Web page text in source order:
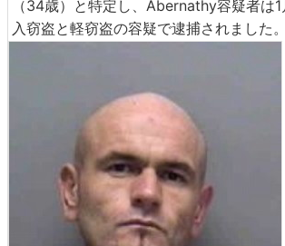
（34歳）と特定し、Abernathy容疑者は
入窃盗と軽窃盗の容疑で逮捕されました。